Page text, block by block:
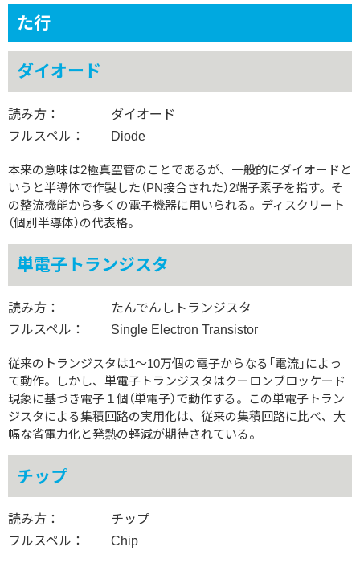
た行
ダイオード
読み方：
ダイオード
フルスペル：
Diode
本来の意味は2極真空管のことであるが、一般的にダイオードと
いうと半導体で作製した（PN接合された）2端子素子を指す。そ
の整流機能から多くの電子機器に用いられる。ディスクリート
（個別半導体）の代表格。
単電子トランジスタ
読み方：
たんでんしトランジスタ
フルスペル：
Single Electron Transistor
従来のトランジスタは1〜10万個の電子からなる「電流」によっ
て動作。しかし、単電子トランジスタはクーロンブロッケード
現象に基づき電子１個（単電子）で動作する。この単電子トラン
ジスタによる集積回路の実用化は、従来の集積回路に比べ、大
幅な省電力化と発熱の軽減が期待されている。
チップ
読み方：
チップ
フルスペル：
Chip